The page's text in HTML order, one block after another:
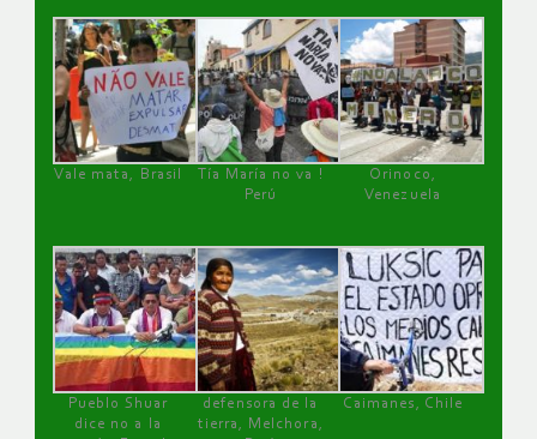
Vale mata, Brasil
Tía María no va !
Perú
Orinoco,
Venezuela
Pueblo Shuar
dice no a la
defensora de la
tierra, Melchora,
Caimanes, Chile